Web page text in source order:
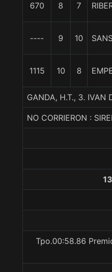
670 8 7
---- 9 10
1115 10 8
GANDA, H.T., 3. IVAN
NO CORRIERON :
Tpo.00:58.86